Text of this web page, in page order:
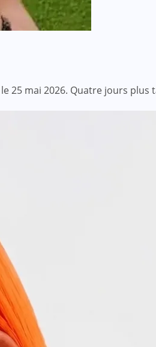
25 mai 2026. Quatre jours